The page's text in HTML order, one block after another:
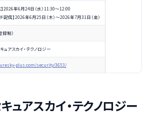
】2026年6月24日（水）11:30〜12:00
ド配信】2026年6月25日（木）〜2026年7月31日（金）
録制）
ュアスカイ・テクノロジー
plus.com/security/3653/
ュアスカイ・テクノロジー